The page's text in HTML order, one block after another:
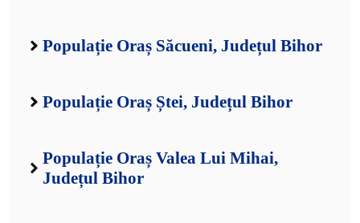
Populație Oraș Săcueni, Județul Bihor
Populație Oraș Ștei, Județul Bihor
Populație Oraș Valea Lui Mihai,
Județul Bihor